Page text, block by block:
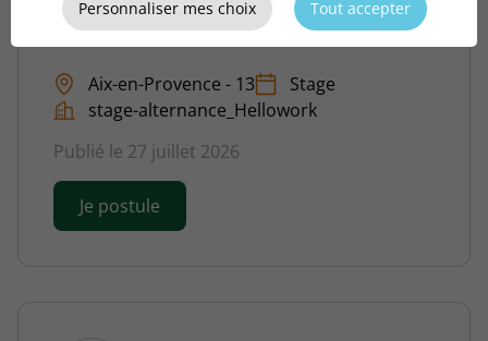
Stagiaire Consultant en Recrutement
H/F
Aix-en-Provence - 13
Stage
stage-alternance_Hellowork
Publié le 27 juillet 2026
Je postule
Personnaliser mes choix Tout accepter